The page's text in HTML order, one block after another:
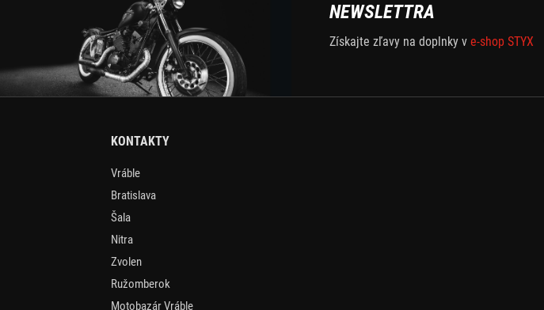
NEWSLETTRA
Získajte zľavy na doplnky v e-shop STYX
KONTAKTY
Vráble
Bratislava
Šala
Nitra
Zvolen
Ružomberok
Motobazár Vráble